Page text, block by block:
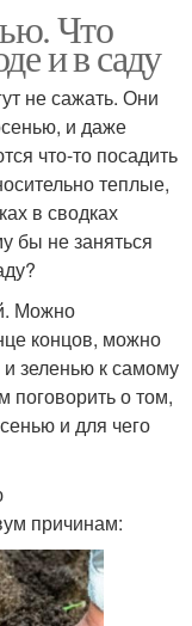
Что
и в саду
не сажать. Они
и даже
что-то посадить
теплые,
в сводках
бы не заняться
Можно
концов, можно
зеленью к самому
поговорить о том,
и для чего
причинам: